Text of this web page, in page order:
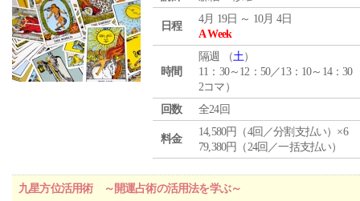
日程
4月 19日 ～ 10月 4日
A Week
時間
隔週 （土）
11：30～12：50／13：10～14：30
2コマ）
回数
全24回
料金
14,580円（4回／分割支払い）×6
79,380円（24回／一括支払い）
九星方位活用術 ～開運占術の活用法を学ぶ～